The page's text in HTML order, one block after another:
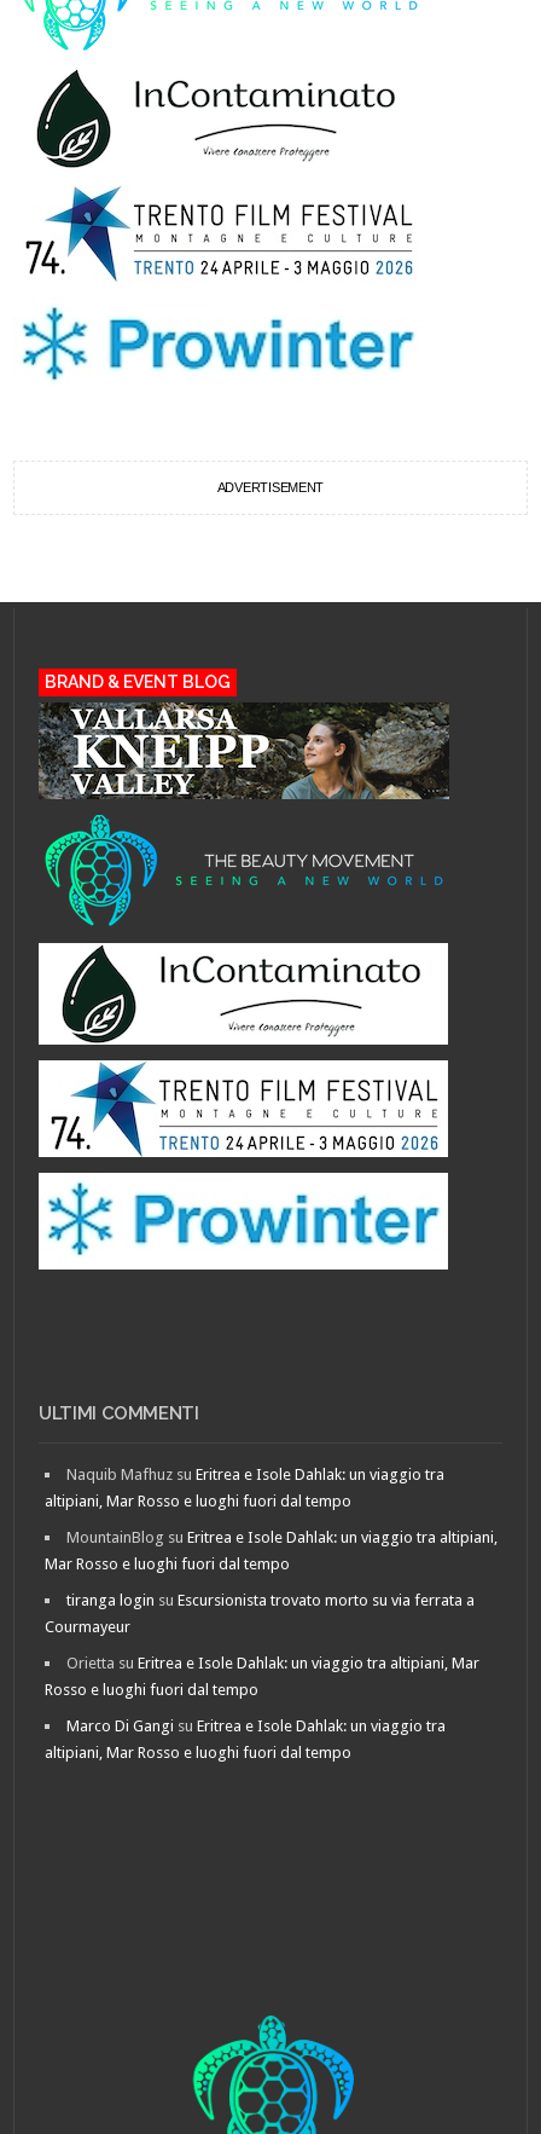
ADVERTISEMENT
BRAND & EVENT BLOG
ULTIMI COMMENTI
Naquib Mafhuz suEritrea e Isole Dahlak: un viaggio tra
altipiani, Mar Rosso e luoghi fuori dal tempo
MountainBlog suEritrea e Isole Dahlak: un viaggio tra altipiani,
Mar Rosso e luoghi fuori dal tempo
tiranga login suEscursionista trovato morto su via ferrata a
Courmayeur
Orietta suEritrea e Isole Dahlak: un viaggio tra altipiani, Mar
Rosso e luoghi fuori dal tempo
Marco Di Gangi suEritrea e Isole Dahlak: un viaggio tra
altipiani, Mar Rosso e luoghi fuori dal tempo